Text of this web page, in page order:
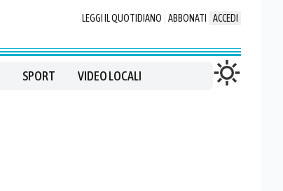
LEGGI IL QUOTIDIANO ABBONATI ACCEDI
SPORT VIDEO LOCALI